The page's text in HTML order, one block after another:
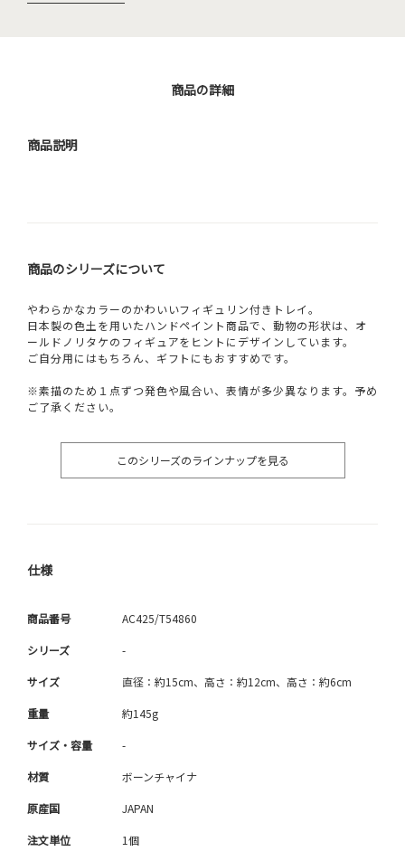
商品の詳細
商品説明
商品のシリーズについて
やわらかなカラーのかわいいフィギュリン付きトレイ。
日本製の色土を用いたハンドペイント商品で、動物の形状は、オ
ールドノリタケのフィギュアをヒントにデザインしています。
ご自分用にはもちろん、ギフトにもおすすめです。
※素描のため１点ずつ発色や風合い、表情が多少異なります。予め
ご了承ください。
このシリーズのラインナップを見る
仕様
商品番号 AC425/T54860
シリーズ -
サイズ 直径：約15cm、高さ：約12cm、高さ：約6cm
重量 約145g
サイズ・容量 -
材質 ボーンチャイナ
原産国 JAPAN
注文単位 1個